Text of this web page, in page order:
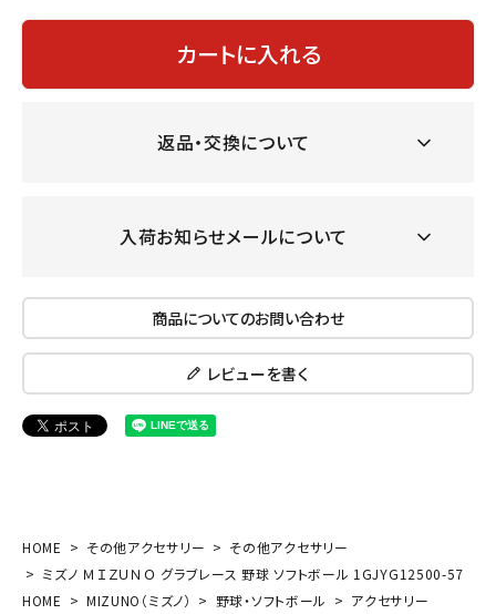
カートに入れる
返品・交換について
入荷お知らせメールについて
商品についてのお問い合わせ
レビューを書く
HOME その他アクセサリー
その他アクセサリー
ミズノ ＭＩＺＵＮＯ グラブレース 野球 ソフトボール 1GJYG12500-57
HOME
MIZUNO（ミズノ） 野球・ソフトボール
アクセサリー